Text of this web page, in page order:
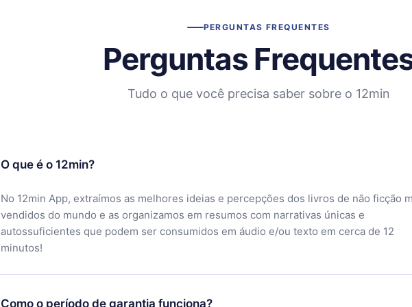
PERGUNTAS FREQUENTES
Perguntas
Tudo o que você precisa saber sobre o 12min
O que é o 12min?
No 12min App, extraímos as melhores ideias e percepções dos livros de não ficção
vendidos do mundo e as organizamos em resumos com narrativas únicas e
autossuficientes que podem ser consumidos em áudio e/ou texto em cerca de 12
minutos!
Como o período de garantia funciona?